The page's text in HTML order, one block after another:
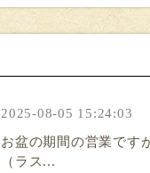
2025-08-05 15:24:03
お盆の期間の営業です
（ラス...